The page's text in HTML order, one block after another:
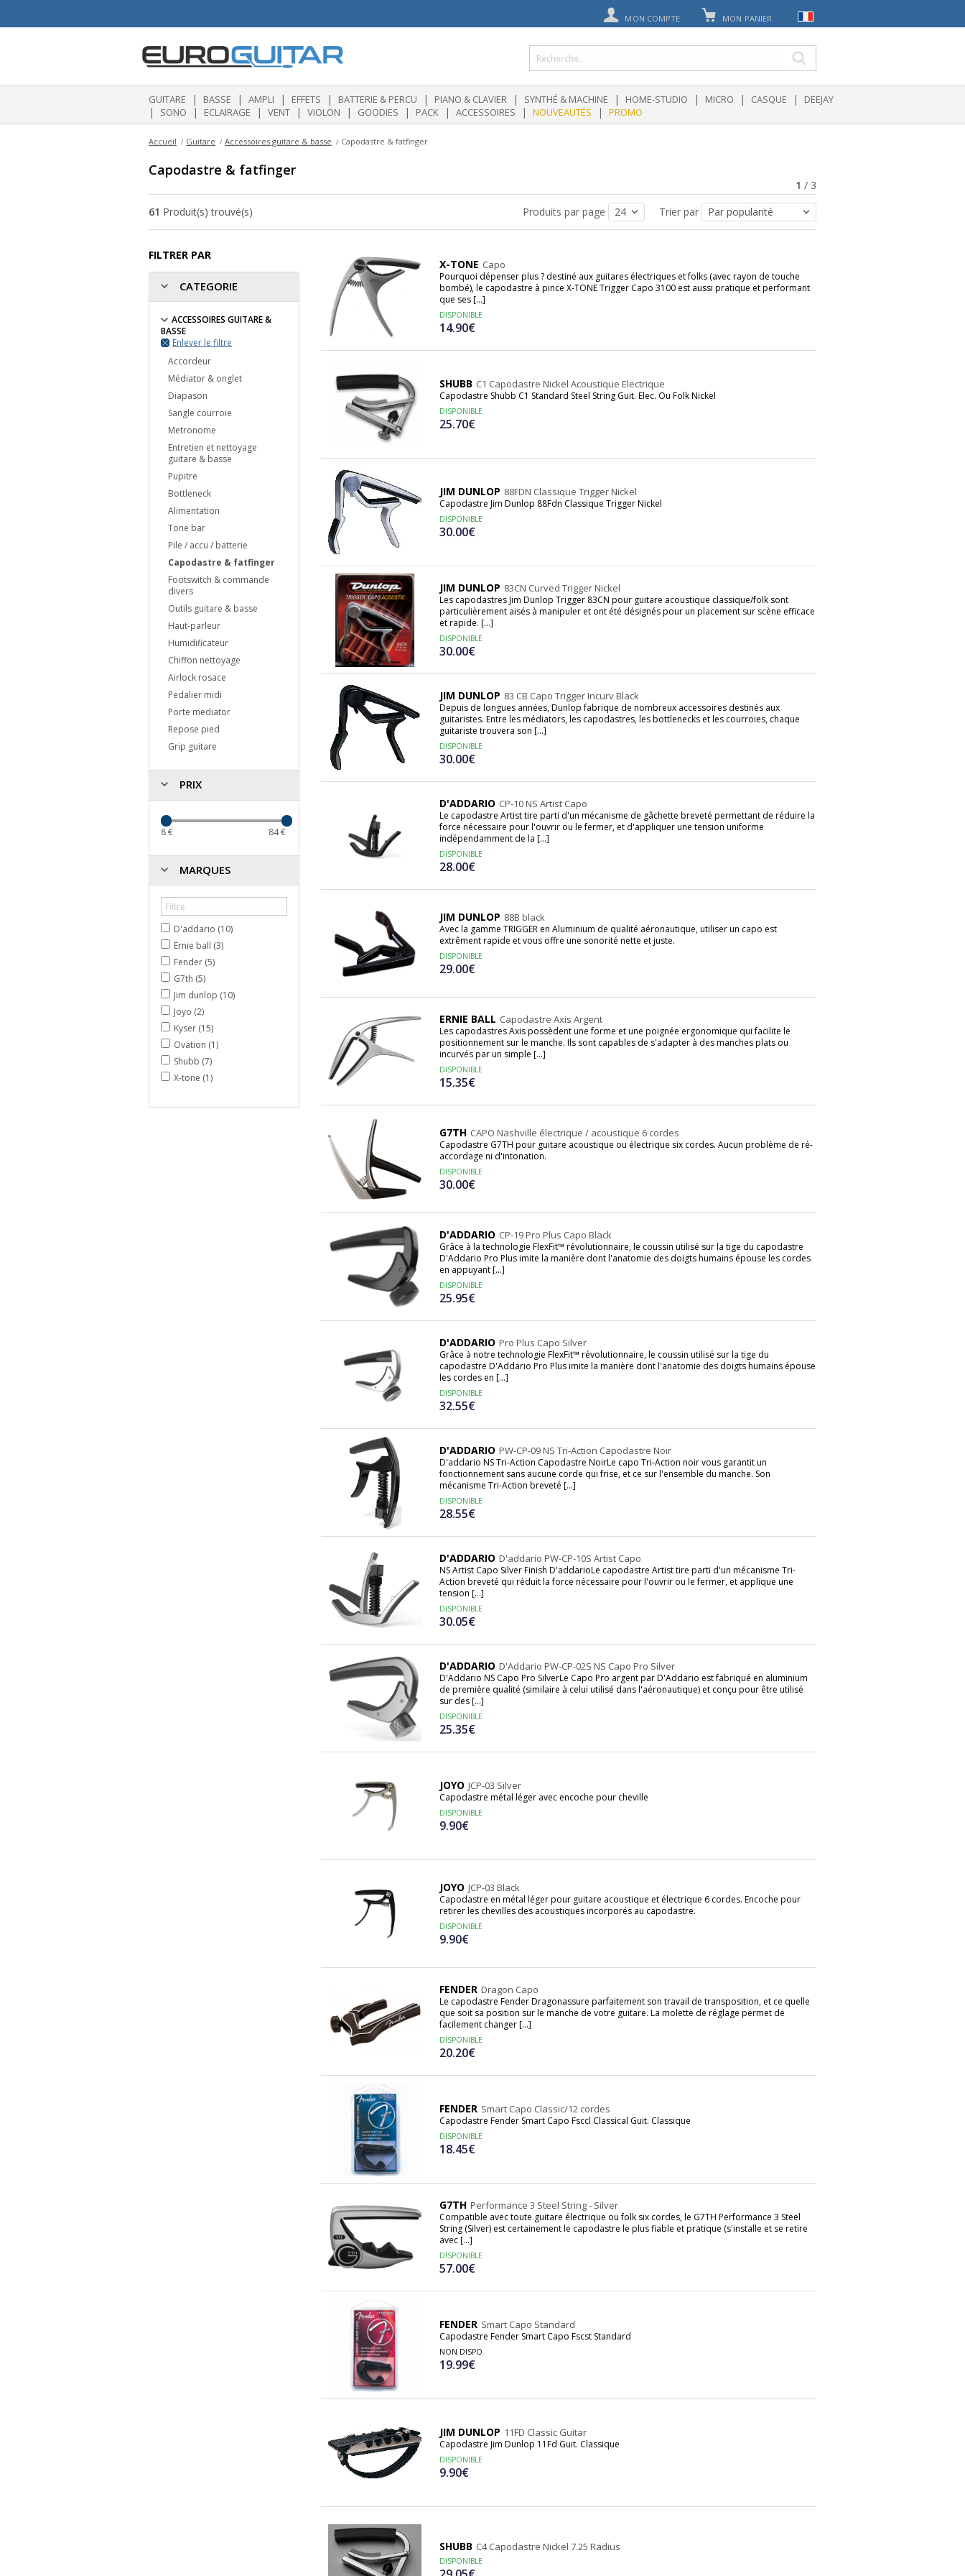
MON COMPTE MON PANIER
GUITARE | BASSE | AMPLI | EFFETS | BATTERIE & PERCU | PIANO & CLAVIER | SYNTHÉ & MACHINE | HOME-STUDIO | MICRO | CASQUE | DEEJAY
| SONO | ECLAIRAGE | VENT | VIOLON | GOODIES | PACK | ACCESSOIRES | NOUVEAUTÉS | PROMO
Accueil Guitare Accessoires guitare & basse Capodastre & fatfinger
Capodastre & fatfinger
1 / 3
61 Produit(s) trouvé(s) Produits par page Trier par
FILTRER PAR
CATEGORIE
ACCESSOIRES GUITARE &
BASSE
Enlever le filtre
Accordeur
Médiator & onglet
Diapason
Sangle courroie
Metronome
Entretien et nettoyage
guitare & basse
Pupitre
Bottleneck
Alimentation
Tone bar
Pile / accu / batterie
Capodastre & fatfinger
Footswitch & commande
divers
Outils guitare & basse
Haut-parleur
Humidificateur
Chiffon nettoyage
Airlock rosace
Pedalier midi
Porte mediator
Repose pied
Grip guitare
PRIX
8€ 84€
MARQUES
D'addario (10)
Ernie ball (3)
Fender (5)
G7th (5)
Jim dunlop (10)
Joyo (2)
Kyser (15)
Ovation (1)
Shubb (7)
X-tone (1)
X-TONE Capo
Pourquoi dépenser plus ? destiné aux guitares électriques et folks (avec rayon de touche
bombé), le capodastre à pince X-TONE Trigger Capo 3100 est aussi pratique et performant
que ses [...]
DISPONIBLE
14.90€
SHUBB C1 Capodastre Nickel Acoustique Electrique
Capodastre Shubb C1 Standard Steel String Guit. Elec. Ou Folk Nickel
DISPONIBLE
25.70€
JIM DUNLOP 88FDN Classique Trigger Nickel
Capodastre Jim Dunlop 88Fdn Classique Trigger Nickel
DISPONIBLE
30.00€
JIM DUNLOP 83CN Curved Trigger Nickel
Les capodastres Jim Dunlop Trigger 83CN pour guitare acoustique classique/folk sont
particulièrement aisés à manipuler et ont été désignés pour un placement sur scène efficace
et rapide. [...]
DISPONIBLE
30.00€
JIM DUNLOP 83 CB Capo Trigger Incurv Black
Depuis de longues années, Dunlop fabrique de nombreux accessoires destinés aux
guitaristes. Entre les médiators, les capodastres, les bottlenecks et les courroies, chaque
guitariste trouvera son [...]
DISPONIBLE
30.00€
D'ADDARIO CP-10 NS Artist Capo
Le capodastre Artist tire parti d'un mécanisme de gâchette breveté permettant de réduire la
force nécessaire pour l'ouvrir ou le fermer, et d'appliquer une tension uniforme
indépendamment de la [...]
DISPONIBLE
28.00€
JIM DUNLOP 88B black
Avec la gamme TRIGGER en Aluminium de qualité aéronautique, utiliser un capo est
extrêment rapide et vous offre une sonorité nette et juste.
DISPONIBLE
29.00€
ERNIE BALL Capodastre Axis Argent
Les capodastres Axis possèdent une forme et une poignée ergonomique qui facilite le
positionnement sur le manche. Ils sont capables de s'adapter à des manches plats ou
incurvés par un simple [...]
DISPONIBLE
15.35€
G7TH CAPO Nashville électrique / acoustique 6 cordes
Capodastre G7TH pour guitare acoustique ou électrique six cordes. Aucun problème de ré-
accordage ni d'intonation.
DISPONIBLE
30.00€
D'ADDARIO CP-19 Pro Plus Capo Black
Grâce à la technologie FlexFit™ révolutionnaire, le coussin utilisé sur la tige du capodastre
D'Addario Pro Plus imite la manière dont l'anatomie des doigts humains épouse les cordes
en appuyant [...]
DISPONIBLE
25.95€
D'ADDARIO Pro Plus Capo Silver
Grâce à notre technologie FlexFit™ révolutionnaire, le coussin utilisé sur la tige du
capodastre D'Addario Pro Plus imite la manière dont l'anatomie des doigts humains épouse
les cordes en [...]
DISPONIBLE
32.55€
D'ADDARIO PW-CP-09 NS Tri-Action Capodastre Noir
D'addario NS Tri-Action Capodastre NoirLe capo Tri-Action noir vous garantit un
fonctionnement sans aucune corde qui frise, et ce sur l'ensemble du manche. Son
mécanisme Tri-Action breveté [...]
DISPONIBLE
28.55€
D'ADDARIO D'addario PW-CP-10S Artist Capo
NS Artist Capo Silver Finish D'addarioLe capodastre Artist tire parti d'un mécanisme Tri-
Action breveté qui réduit la force nécessaire pour l'ouvrir ou le fermer, et applique une
tension [...]
DISPONIBLE
30.05€
D'ADDARIO D'Addario PW-CP-02S NS Capo Pro Silver
D'Addario NS Capo Pro SilverLe Capo Pro argent par D'Addario est fabriqué en aluminium
de première qualité (similaire à celui utilisé dans l'aéronautique) et conçu pour être utilisé
sur des [...]
DISPONIBLE
25.35€
JOYO JCP-03 Silver
Capodastre métal léger avec encoche pour cheville
DISPONIBLE
9.90€
JOYO JCP-03 Black
Capodastre en métal léger pour guitare acoustique et électrique 6 cordes. Encoche pour
retirer les chevilles des acoustiques incorporés au capodastre.
DISPONIBLE
9.90€
FENDER Dragon Capo
Le capodastre Fender Dragonassure parfaitement son travail de transposition, et ce quelle
que soit sa position sur le manche de votre guitare. La molette de réglage permet de
facilement changer [...]
DISPONIBLE
20.20€
FENDER Smart Capo Classic/12 cordes
Capodastre Fender Smart Capo Fsccl Classical Guit. Classique
DISPONIBLE
18.45€
G7TH Performance 3 Steel String - Silver
Compatible avec toute guitare électrique ou folk six cordes, le G7TH Performance 3 Steel
String (Silver) est certainement le capodastre le plus fiable et pratique (s'installe et se retire
avec [...]
DISPONIBLE
57.00€
FENDER Smart Capo Standard
Capodastre Fender Smart Capo Fscst Standard
NON DISPO
19.99€
JIM DUNLOP 11FD Classic Guitar
Capodastre Jim Dunlop 11Fd Guit. Classique
DISPONIBLE
9.90€
SHUBB C4 Capodastre Nickel 7.25 Radius
DISPONIBLE